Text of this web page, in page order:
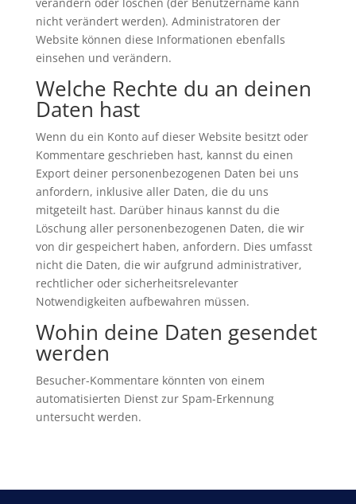
verändern oder löschen (der Benutzername kann
nicht verändert werden). Administratoren der
Website können diese Informationen ebenfalls
einsehen und verändern.
Welche Rechte du an deinen
Daten hast
Wenn du ein Konto auf dieser Website besitzt oder
Kommentare geschrieben hast, kannst du einen
Export deiner personenbezogenen Daten bei uns
anfordern, inklusive aller Daten, die du uns
mitgeteilt hast. Darüber hinaus kannst du die
Löschung aller personenbezogenen Daten, die wir
von dir gespeichert haben, anfordern. Dies umfasst
nicht die Daten, die wir aufgrund administrativer,
rechtlicher oder sicherheitsrelevanter
Notwendigkeiten aufbewahren müssen.
Wohin deine Daten gesendet
werden
Besucher-Kommentare könnten von einem
automatisierten Dienst zur Spam-Erkennung
untersucht werden.